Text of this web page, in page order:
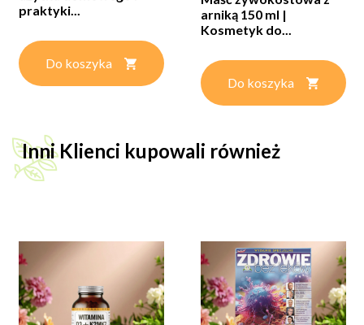
praktyki...
Do koszyka
arniką 150 ml |
Kosmetyk do...
Do koszyka
Inni Klienci kupowali również